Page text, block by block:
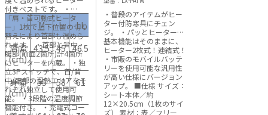
付きベストです。 ・
「肩・首可動式ヒータ
ー」1枚で上下位置の切り
替えにより首部も温めら
れます。 ・首部と背中・
腹部(前面2箇所)計4箇所
にヒーターを内蔵。 ・独
立3Pスイッチで、首/背
中/腹部の温熱エリアをそ
れぞれ独立して使用可
能。 ・3段階の温度調節
機能付き。 ・充電式コー
M L LL
3L
肩幅
(cm)
43.5 45 46.5 49.5
身幅
(cm)
55 58 61 64
・普段のアイテムがヒー
ター付防寒具にチェン
ジ。 ・パッとヒーターの
基本機能はそのままに、
ヒーター2枚式！連結式！
・市販のモバイルバッテ
リーを使用可能な汎用性
が高い仕様にバージョン
アップ。 ■仕様 サイズ：
シート本体／約
12×20.5cm（1枚のサイ
ズ） 素材：表／フリー